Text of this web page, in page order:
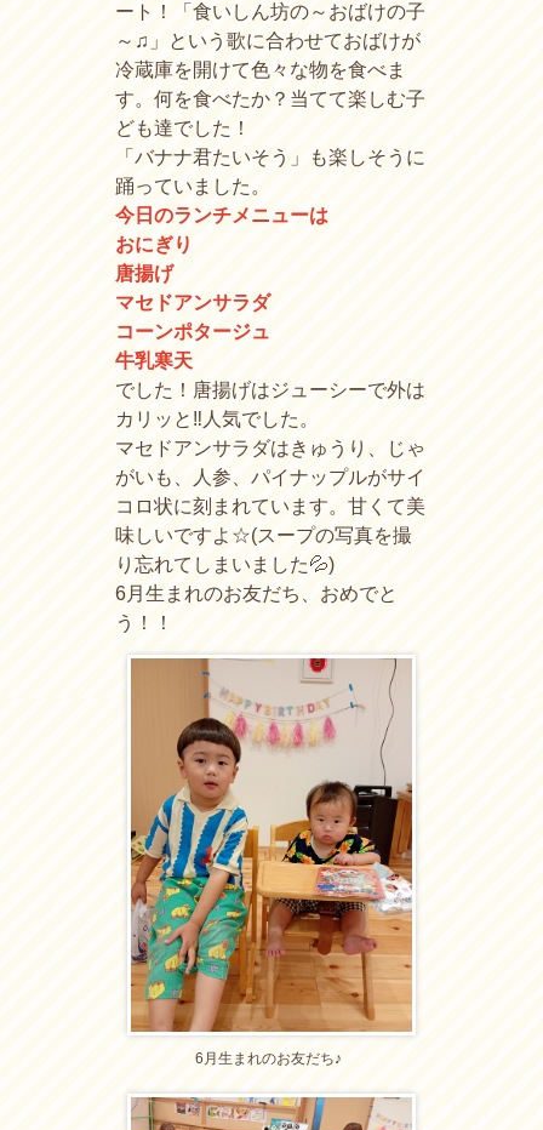
ート！「食いしん坊の～おばけの子
～♫」という歌に合わせておばけが
冷蔵庫を開けて色々な物を食べま
す。何を食べたか？当てて楽しむ子
ども達でした！
「バナナ君たいそう」も楽しそうに
踊っていました。
今日のランチメニューは
おにぎり
唐揚げ
マセドアンサラダ
コーンポタージュ
牛乳寒天
でした！唐揚げはジューシーで外は
カリッと‼人気でした。
マセドアンサラダはきゅうり、じゃ
がいも、人参、パイナップルがサイ
コロ状に刻まれています。甘くて美
味しいですよ☆(スープの写真を撮
り忘れてしまいました💦)
6月生まれのお友だち、おめでと
う！！
6月生まれのお友だち♪